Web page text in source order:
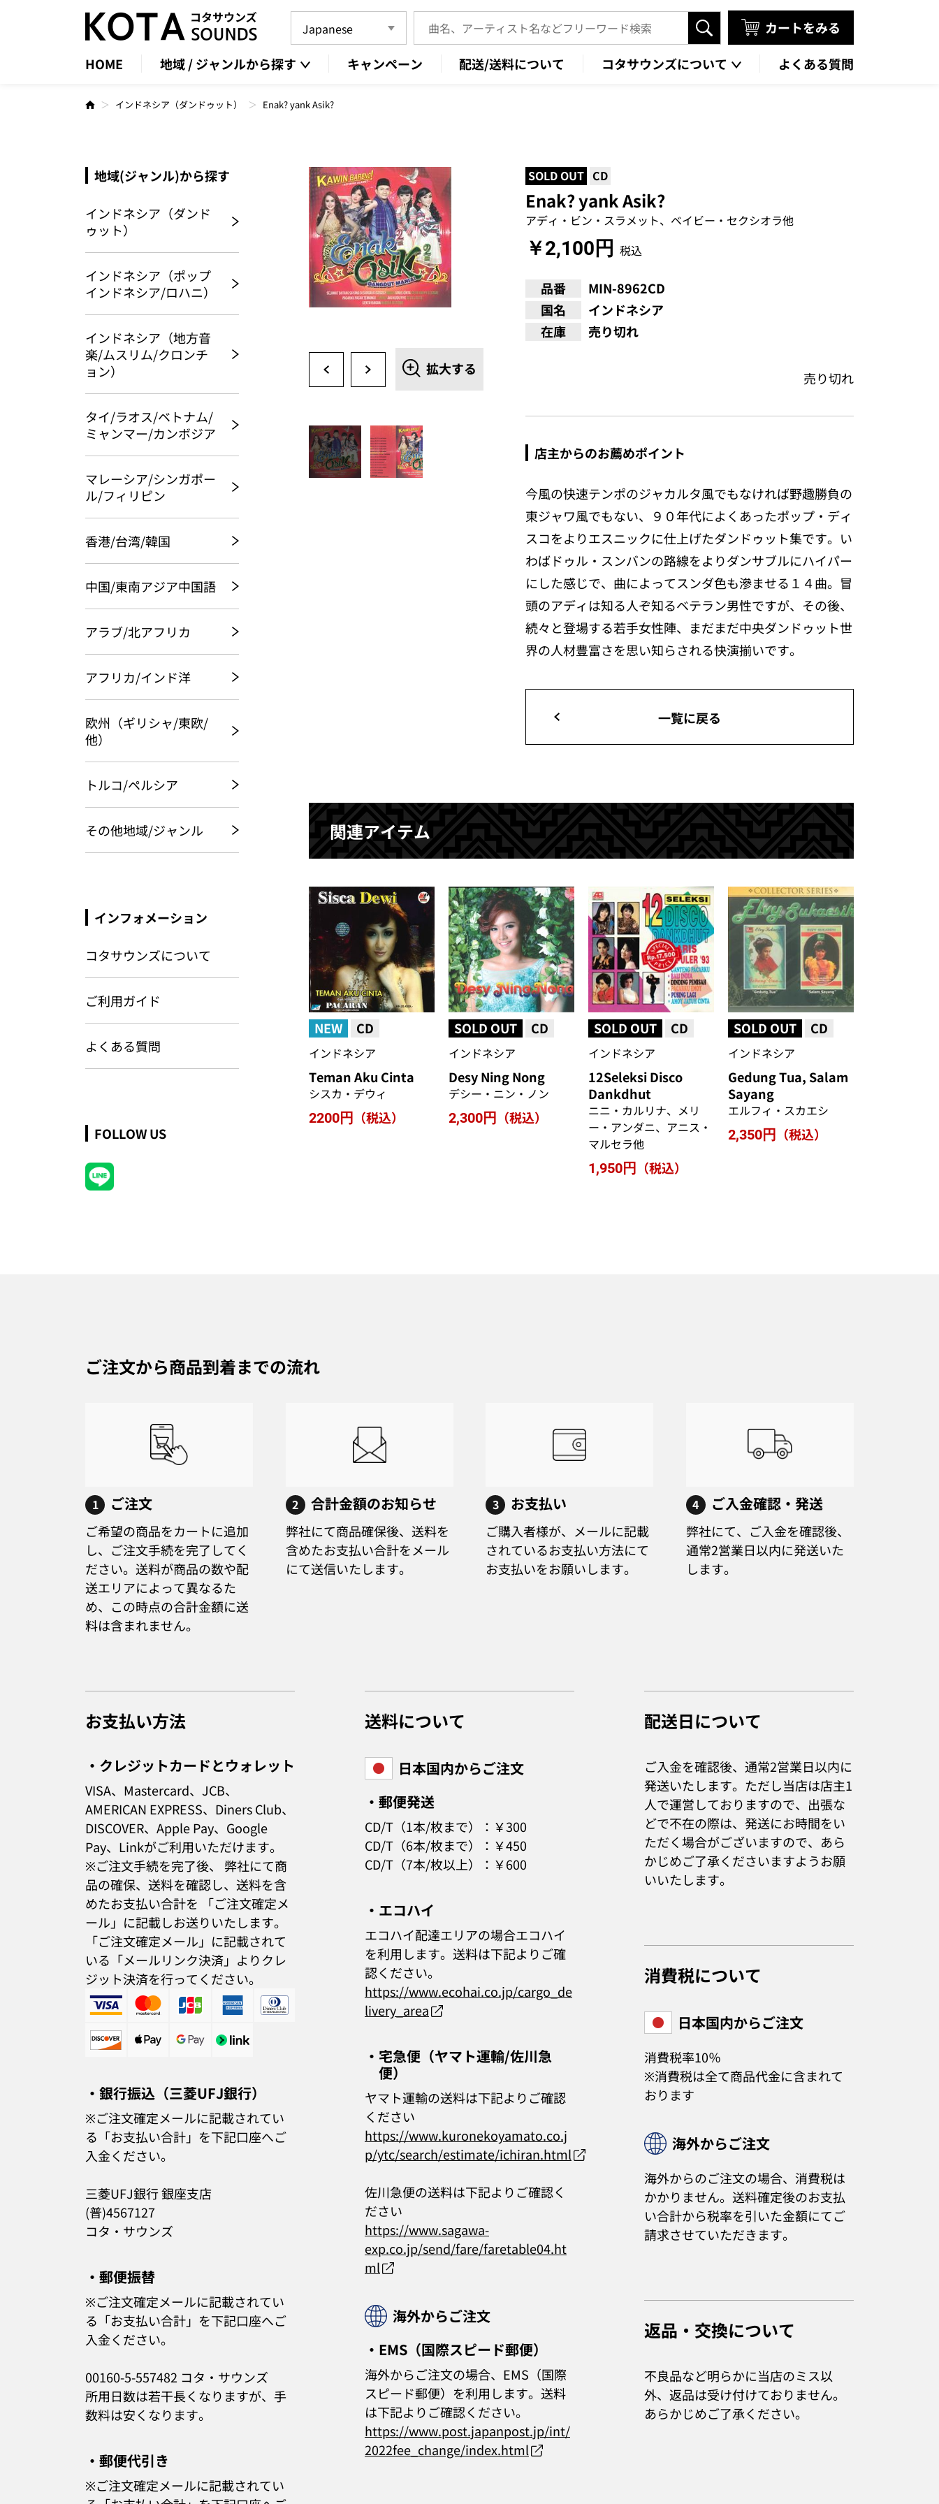
カートをみる
HOME
地域 / ジャンルから探す キャンペーン 配送/送料について コタサウンズについて よくある質問
インドネシア（ダンドゥット） Enak? yank Asik?
地域(ジャンル)から探す
インドネシア（ダンド
ゥット）
インドネシア（ポップ
インドネシア/ロハニ）
インドネシア（地方音
楽/ムスリム/クロンチ
ョン）
タイ/ラオス/ベトナム/
ミャンマー/カンボジア
マレーシア/シンガポー
ル/フィリピン
香港/台湾/韓国
中国/東南アジア中国語
アラブ/北アフリカ
アフリカ/インド洋
欧州（ギリシャ/東欧/
他）
トルコ/ペルシア
その他地域/ジャンル
インフォメーション
コタサウンズについて
ご利用ガイド
よくある質問
FOLLOW US
拡大する
SOLD OUT CD
Enak? yank Asik?
アディ・ビン・スラメット、ベイビー・セクシオラ他
￥2,100円 税込
品番
MIN-8962CD
国名
インドネシア
在庫
売り切れ
売り切れ
店主からのお薦めポイント
今風の快速テンポのジャカルタ風でもなければ野趣勝負の
東ジャワ風でもない、９０年代によくあったポップ・ディ
スコをよりエスニックに仕上げたダンドゥット集です。い
わばドゥル・スンバンの路線をよりダンサブルにハイパー
にした感じで、曲によってスンダ色も滲ませる１４曲。冒
頭のアディは知る人ぞ知るベテラン男性ですが、その後、
続々と登場する若手女性陣、まだまだ中央ダンドゥット世
界の人材豊富さを思い知らされる快演揃いです。
一覧に戻る
関連アイテム
NEW CD
インドネシア
Teman Aku Cinta
シスカ・デウィ
2200円
（税込）
SOLD OUT CD
インドネシア
Desy Ning Nong
デシー・ニン・ノン
2,300円
（税込）
SOLD OUT CD
インドネシア
12Seleksi Disco
Dankdhut
ニニ・カルリナ、メリ
ー・アンダニ、アニス・
マルセラ他
1,950円
（税込）
SOLD OUT CD
インドネシア
Gedung Tua, Salam
Sayang
エルフィ・スカエシ
2,350円
（税込）
ご注文から商品到着までの流れ
1 ご注文
ご希望の商品をカートに追加
し、ご注文手続を完了してく
ださい。送料が商品の数や配
送エリアによって異なるた
め、この時点の合計金額に送
料は含まれません。
2 合計金額のお知らせ
弊社にて商品確保後、送料を
含めたお支払い合計をメール
にて送信いたします。
3 お支払い
ご購入者様が、メールに記載
されているお支払い方法にて
お支払いをお願いします。
4 ご入金確認・発送
弊社にて、ご入金を確認後、
通常2営業日以内に発送いた
します。
お支払い方法
・クレジットカードとウォレット
VISA、Mastercard、JCB、
AMERICAN EXPRESS、Diners Club、
DISCOVER、Apple Pay、Google
Pay、Linkがご利用いただけます。
※ご注文手続を完了後、 弊社にて商
品の確保、送料を確認し、送料を含
めたお支払い合計を 「ご注文確定メ
ール」に記載しお送りいたします。
「ご注文確定メール」に記載されて
いる「メールリンク決済」よりクレ
ジット決済を行ってください。
・銀行振込（三菱UFJ銀行）
※ご注文確定メールに記載されてい
る「お支払い合計」を下記口座へご
入金ください。
三菱UFJ銀行 銀座支店
(普)4567127
コタ・サウンズ
・郵便振替
※ご注文確定メールに記載されてい
る「お支払い合計」を下記口座へご
入金ください。
00160-5-557482 コタ・サウンズ
所用日数は若干長くなりますが、手
数料は安くなります。
・郵便代引き
※ご注文確定メールに記載されてい
送料について
日本国内からご注文
・郵便発送
CD/T（1本/枚まで）：￥300
CD/T（6本/枚まで）：￥450
CD/T（7本/枚以上）：￥600
・エコハイ
エコハイ配達エリアの場合エコハイ
を利用します。送料は下記よりご確
認ください。
https://www.ecohai.co.jp/cargo_de
livery_area
・宅急便（ヤマト運輸/佐川急
便）
ヤマト運輸の送料は下記よりご確認
ください
https://www.kuronekoyamato.co.j
p/ytc/search/estimate/ichiran.html
佐川急便の送料は下記よりご確認く
ださい
https://www.sagawa-
exp.co.jp/send/fare/faretable04.ht
ml
海外からご注文
・EMS（国際スピード郵便）
海外からご注文の場合、EMS（国際
スピード郵便）を利用します。送料
は下記よりご確認ください。
https://www.post.japanpost.jp/int/
2022fee_change/index.html
配送日について
ご入金を確認後、通常2営業日以内に
発送いたします。ただし当店は店主1
人で運営しておりますので、出張な
どで不在の際は、発送にお時間をい
ただく場合がございますので、あら
かじめご了承くださいますようお願
いいたします。
消費税について
日本国内からご注文
消費税率10％
※消費税は全て商品代金に含まれて
おります
海外からご注文
海外からのご注文の場合、消費税は
かかりません。送料確定後のお支払
い合計から税率を引いた金額にてご
請求させていただきます。
返品・交換について
不良品など明らかに当店のミス以
外、返品は受け付けておりません。
あらかじめご了承ください。